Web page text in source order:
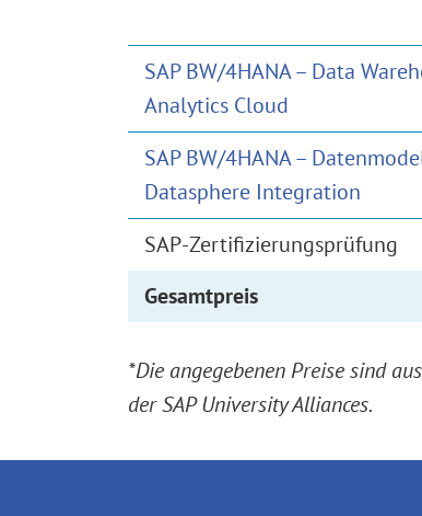
Gesamtpreis
SAP BW/4HANA – Data
Analytics Cloud
SAP BW/4HANA –
Datasphere Integration
SAP-Zertifizierungsprüfung
*Die angegebenen Preise sind
der SAP University Alliances.